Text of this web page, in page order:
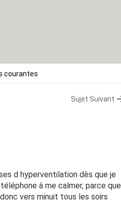
courantes
Sujet Suivant
d hyperventilation dès que je
à me calmer, parce que
vers minuit tous les soirs